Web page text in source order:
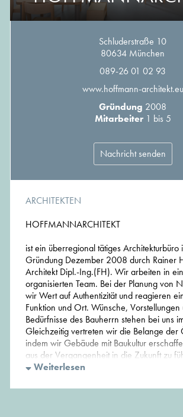
Schluderstraße 10
80634 München
089-26 01 02 93
www.hoffmann-architekt.eu
Gründung 2008
Mitarbeiter1 bis 5
Nachricht senden
ARCHITEKTEN
HOFFMANNARCHITEKT
ist ein überregional tätiges
Gründung Dezember 2008 durch Rainer
Architekt Dipl.-Ing.(FH). Wir arbeiten in
organisierten Team. Bei der Planung von
wir Wert auf Authentizität und reagieren
Funktion und Ort. Wünsche, Vorstellungen
Bedürfnisse des Bauherrn stehen bei uns
Gleichzeitig vertreten wir die Belange der
indem wir Gebäude mit Baukultur
aus der Vergangenheit in die Zukunft zu
als eine unserer wichtigsten Aufgaben. Den
neue Gestaltung einzubauen, ist unser
Weiterlesen